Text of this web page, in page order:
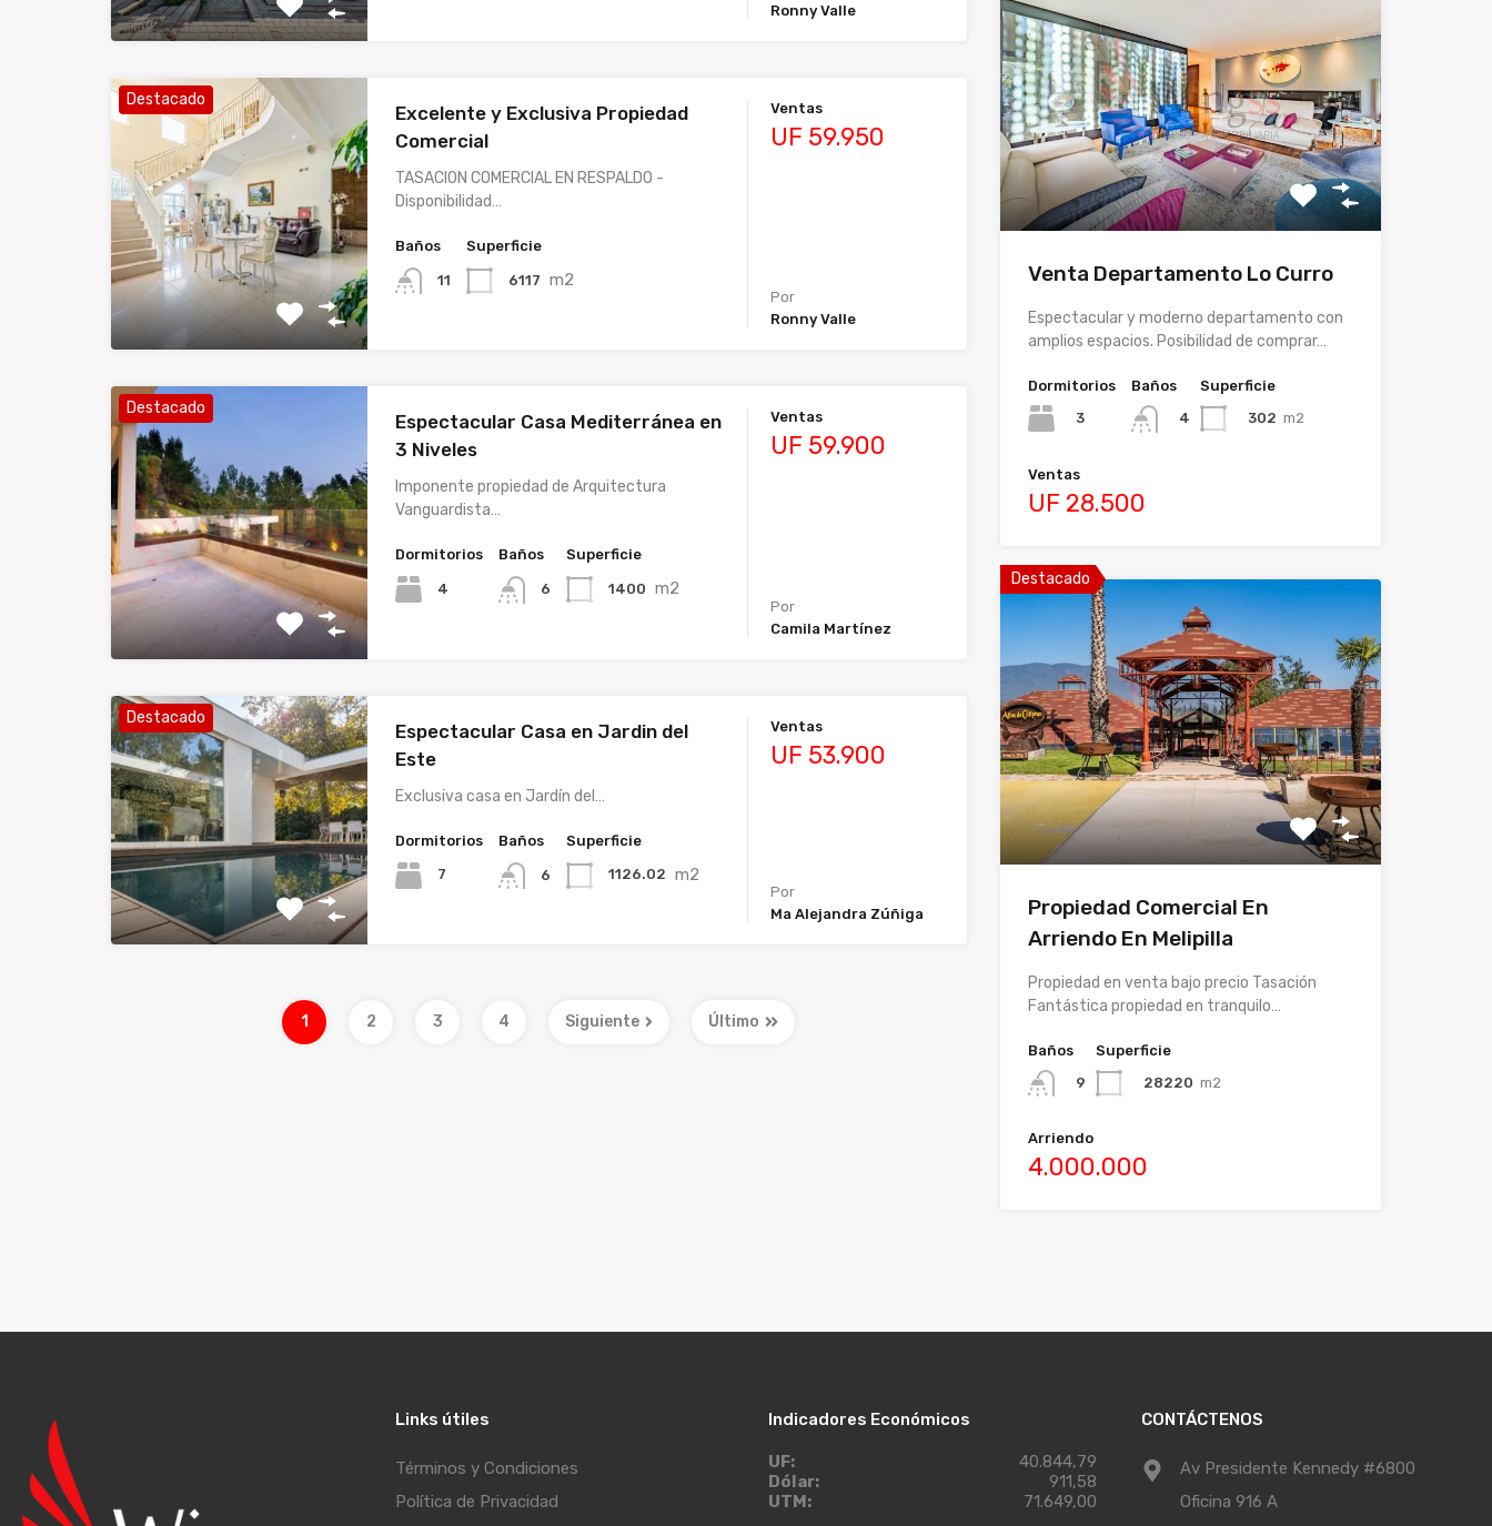
Ronny Valle
Destacado
Excelente y Exclusiva Propiedad
Comercial
TASACION COMERCIAL EN RESPALDO -
Disponibilidad…
Baños
11
Superficie
6117 m2
Ventas
UF 59.950
Por
Ronny Valle
Destacado
Espectacular Casa Mediterránea en
3 Niveles
Imponente propiedad de Arquitectura
Vanguardista…
Dormitorios
4
Baños
6
Superficie
1400 m2
Ventas
UF 59.900
Por
Camila Martínez
Destacado
Espectacular Casa en Jardin del
Este
Exclusiva casa en Jardín del…
Dormitorios
7
Baños
6
Superficie
1126.02 m2
Ventas
UF 53.900
Por
Ma Alejandra Zúñiga
1 2 3 4 Siguiente Último
Venta Departamento Lo Curro
Espectacular y moderno departamento con
amplios espacios. Posibilidad de comprar…
Dormitorios
3
Baños
4
Superficie
302 m2
Ventas
UF 28.500
Destacado
Propiedad Comercial En
Arriendo En Melipilla
Propiedad en venta bajo precio Tasación
Fantástica propiedad en tranquilo…
Baños
9
Superficie
28220 m2
Arriendo
4.000.000
Links útiles
Términos y Condiciones
Política de Privacidad
Indicadores Económicos
UF:
40.844,79
Dólar:
911,58
UTM:
71.649,00
CONTÁCTENOS
Av Presidente Kennedy #6800
Oficina 916 A